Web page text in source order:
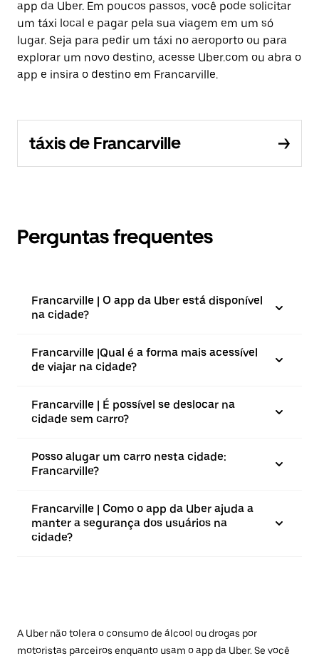
app da Uber. Em poucos passos, você pode solicitar
um táxi local e pagar pela sua viagem em um só
lugar. Seja para pedir um táxi no aeroporto ou para
explorar um novo destino, acesse Uber.com ou abra o
app e insira o destino em Francarville.
táxis de Francarville
Perguntas frequentes
Francarville | O app da Uber está disponível
na cidade?
Francarville |⁠Qual é a forma mais acessível
de viajar na cidade?
Francarville | É possível se deslocar na
cidade sem carro?
Posso alugar um carro nesta cidade:
Francarville?
Francarville | Como o app da Uber ajuda a
manter a segurança dos usuários na
cidade?
A Uber não tolera o consumo de álcool ou drogas por
motoristas parceiros enquanto usam o app da Uber. Se você